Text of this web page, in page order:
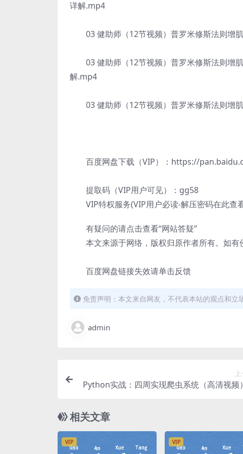
详解.mp4
03 健助师（12节视频）普罗米修斯法则增
03 健助师（12节视频）普罗米修斯法则增
解.mp4
03 健助师（12节视频）普罗米修斯法则增
百度网盘下载（VIP）：https://
提取码（VIP用户可见）：gg58
VIP特权服务(VIP用户必读-解压密码在此查看
有疑问的请点击查看“网站答疑”
本文来源于网络，版权归原作者所有。如有
百度网盘链接失效请单击反馈
免责声明：本文来自网友，不代表本站的观点和立
admin
Python实战：四周实现爬虫系统（高清视频
相关文章
VIP VIP